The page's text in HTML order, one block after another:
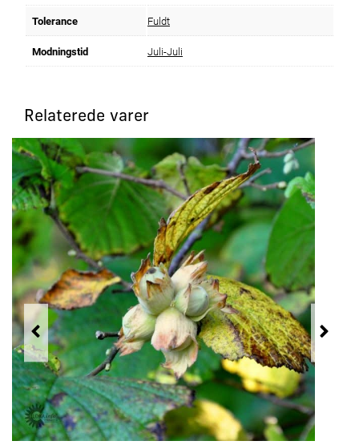
Tolerance Fuldt
Modningstid Juli-Juli
Relaterede varer